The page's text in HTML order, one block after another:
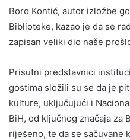
Boro Kontić, autor izložbe
Biblioteke, kazao je da se
zapisan veliki dio naše
Prisutni predstavnici
gostima složili su se da je
kulture, uključujući i
BiH, od ključnog značaja za
riješeno, te da se sačuvane